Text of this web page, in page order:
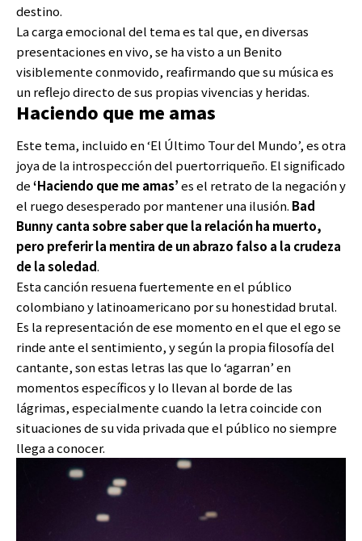
destino.
La carga emocional del tema es tal que, en diversas
presentaciones en vivo, se ha visto a un Benito
visiblemente conmovido, reafirmando que su música es
un reflejo directo de sus propias vivencias y heridas.
Haciendo que me amas
Este tema, incluido en ‘El Último Tour del Mundo’, es otra
joya de la introspección del puertorriqueño. El significado
de‘Haciendo que me amas’es el retrato de la negación y
el ruego desesperado por mantener una ilusión. Bad
Bunny canta sobre saber que la relación ha muerto,
pero preferir la mentira de un abrazo falso a la crudeza
de la soledad.
Esta canción resuena fuertemente en el público
colombiano y latinoamericano por su honestidad brutal.
Es la representación de ese momento en el que el ego se
rinde ante el sentimiento, y según la propia filosofía del
cantante, son estas letras las que lo ‘agarran’ en
momentos específicos y lo llevan al borde de las
lágrimas, especialmente cuando la letra coincide con
situaciones de su vida privada que el público no siempre
llega a conocer.